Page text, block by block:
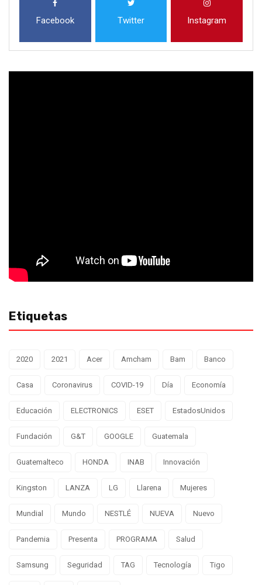
Facebook Twitter Instagram
Etiquetas
2020 2021 Acer Amcham Bam Banco
Casa Coronavirus COVID-19 Día Economía
Educación ELECTRONICS ESET EstadosUnidos
Fundación G&T GOOGLE Guatemala
Guatemalteco HONDA INAB Innovación
Kingston LANZA LG Llarena Mujeres
Mundial Mundo NESTLÉ NUEVA Nuevo
Pandemia Presenta PROGRAMA Salud
Samsung Seguridad TAG Tecnología Tigo